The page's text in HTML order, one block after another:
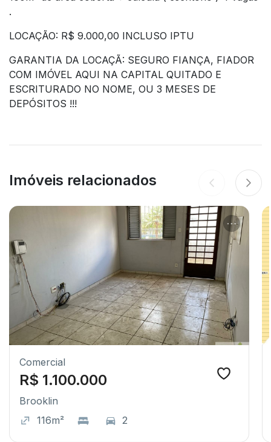
.
LOCAÇÃO: R$ 9.000,00 INCLUSO IPTU
GARANTIA DA LOCAÇÃ: SEGURO FIANÇA, FIADOR
COM IMÓVEL AQUI NA CAPITAL QUITADO E
ESCRITURADO NO NOME, OU 3 MESES DE
DEPÓSITOS !!!
Imóveis relacionados
Comercial
R$ 1.100.000
Brooklin
116m²
2